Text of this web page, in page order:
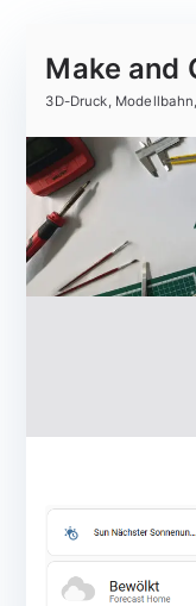
Inhalt
springen
Make and
3D-Druck,